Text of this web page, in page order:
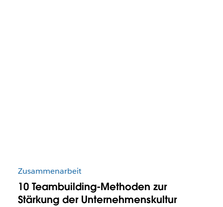
Zusammenarbeit
10 Teambuilding-Methoden zur
Stärkung der Unternehmenskultur